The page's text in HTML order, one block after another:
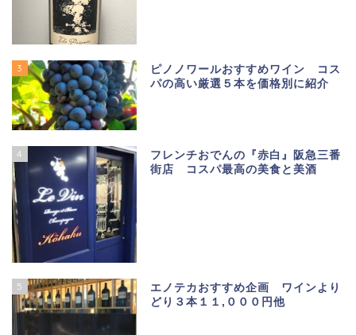
3
ピノノワールおすすめワイン コス
パの高い厳選５本を価格別に紹介
4
フレンチおでんの『赤白』阪急三番
街店 コスパ最高の美食と美酒
5
エノテカおすすめ企画 ワインより
どり３本１１,０００円他